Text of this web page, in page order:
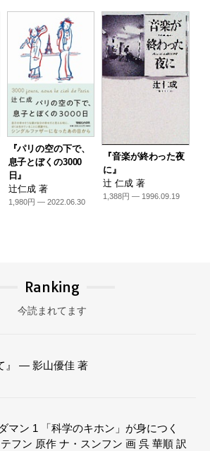
『パリの空の下で、
息子とぼくの3000
日』
辻仁成 著
1,980円 — 2022.06.30
『音楽が終わった夜
に』
辻 仁成 著
1,388円 — 1996.09.19
Ranking
今読まれてます
』 — 影山優佳 著
マン 1 「科学のキホン」が身につく
フン 原作 ナ・スンフン 画 呉 華順 訳